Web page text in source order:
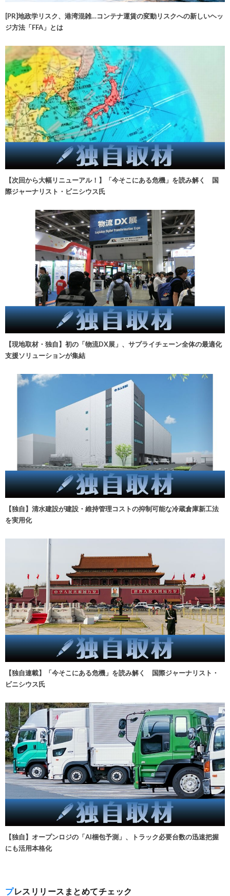
[PR]地政学リスク、港湾混雑…コンテナ運賃の変動リスクへの新しいヘッ
ジ方法「FFA」とは
【次回から大幅リニューアル！】「今そこにある危機」を読み解く 国
際ジャーナリスト・ビニシウス氏
【現地取材・独自】初の「物流DX展」、サプライチェーン全体の最適化
支援ソリューションが集結
【独自】清水建設が建設・維持管理コストの抑制可能な冷蔵倉庫新工法
を実用化
【独自連載】「今そこにある危機」を読み解く 国際ジャーナリスト・
ビニシウス氏
【独自】オープンロジの「AI梱包予測」、トラック必要台数の迅速把握
にも活用本格化
プレスリリースまとめてチェック